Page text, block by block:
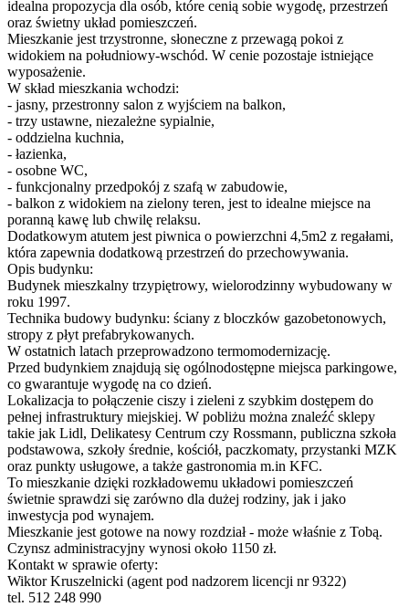
idealna propozycja dla osób, które cenią sobie wygodę, przestrzeń
oraz świetny układ pomieszczeń.
Mieszkanie jest trzystronne, słoneczne z przewagą pokoi z
widokiem na południowy-wschód. W cenie pozostaje istniejące
wyposażenie.
W skład mieszkania wchodzi:
- jasny, przestronny salon z wyjściem na balkon,
- trzy ustawne, niezależne sypialnie,
- oddzielna kuchnia,
- łazienka,
- osobne WC,
- funkcjonalny przedpokój z szafą w zabudowie,
- balkon z widokiem na zielony teren, jest to idealne miejsce na
poranną kawę lub chwilę relaksu.
Dodatkowym atutem jest piwnica o powierzchni 4,5m2 z regałami,
która zapewnia dodatkową przestrzeń do przechowywania.
Opis budynku:
Budynek mieszkalny trzypiętrowy, wielorodzinny wybudowany w
roku 1997.
Technika budowy budynku: ściany z bloczków gazobetonowych,
stropy z płyt prefabrykowanych.
W ostatnich latach przeprowadzono termomodernizację.
Przed budynkiem znajdują się ogólnodostępne miejsca parkingowe,
co gwarantuje wygodę na co dzień.
Lokalizacja to połączenie ciszy i zieleni z szybkim dostępem do
pełnej infrastruktury miejskiej. W pobliżu można znaleźć sklepy
takie jak Lidl, Delikatesy Centrum czy Rossmann, publiczna szkoła
podstawowa, szkoły średnie, kościół, paczkomaty, przystanki MZK
oraz punkty usługowe, a także gastronomia m.in KFC.
To mieszkanie dzięki rozkładowemu układowi pomieszczeń
świetnie sprawdzi się zarówno dla dużej rodziny, jak i jako
inwestycja pod wynajem.
Mieszkanie jest gotowe na nowy rozdział - może właśnie z Tobą.
Czynsz administracyjny wynosi około 1150 zł.
Kontakt w sprawie oferty:
Wiktor Kruszelnicki (agent pod nadzorem licencji nr 9322)
tel. 512 248 990